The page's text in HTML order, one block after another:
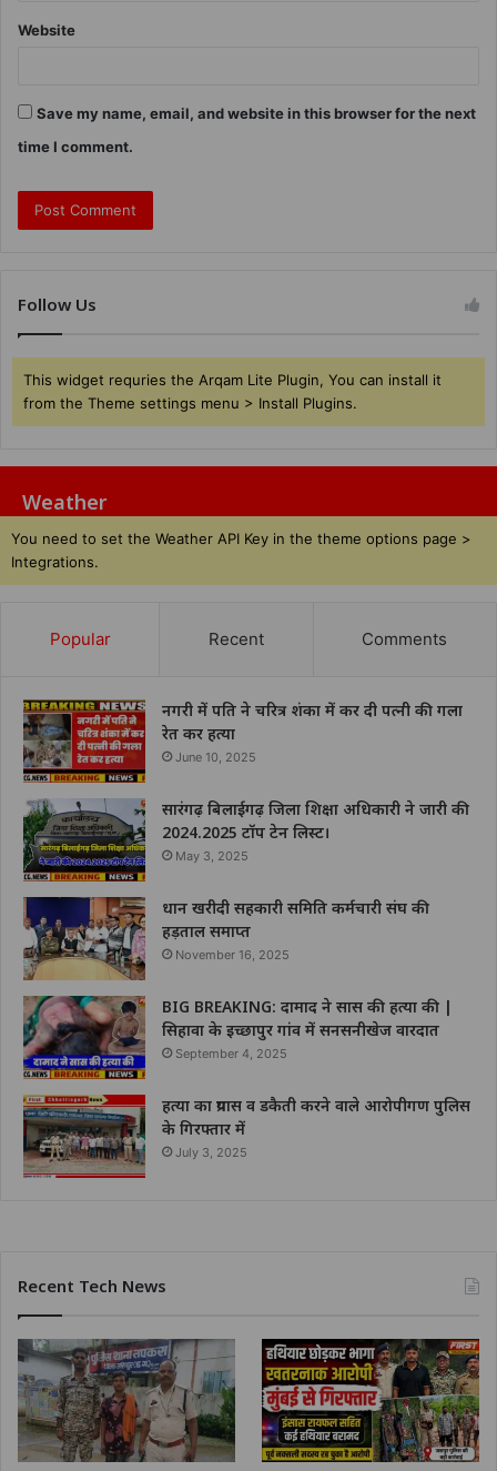
Website
Save my name, email, and website in this browser for the next
time I comment.
Follow Us
This widget requries the Arqam Lite Plugin, You can install it
from the Theme settings menu > Install Plugins.
Weather
You need to set the Weather API Key in the theme options page >
Integrations.
Popular Recent Comments
नगरी में पति ने चरित्र शंका में कर दी पत्नी की गला
रेत कर हत्या
June 10, 2025
सारंगढ़ बिलाईगढ़ जिला शिक्षा अधिकारी ने जारी की
2024.2025 टॉप टेन लिस्ट।
May 3, 2025
धान खरीदी सहकारी समिति कर्मचारी संघ की
हड़ताल समाप्त
November 16, 2025
BIG BREAKING: दामाद ने सास की हत्या की |
सिहावा के इच्छापुर गांव में सनसनीखेज वारदात
September 4, 2025
हत्या का प्रयास व डकैती करने वाले आरोपीगण पुलिस
के गिरफ्तार में
July 3, 2025
Recent Tech News